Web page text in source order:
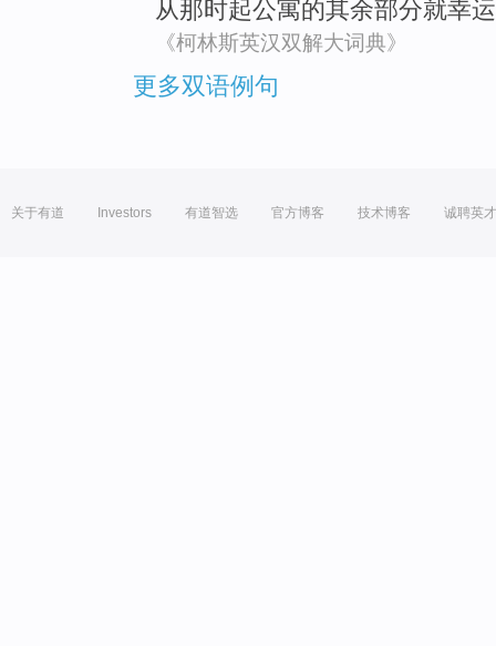
从那时起公寓的其余部分就幸
《柯林斯英汉双解大词典》
更多双语例句
关于有道 Investors 有道智选 官方博客 技术博客 诚聘英才